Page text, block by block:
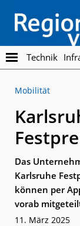
main
content
footer
Die
Fachzeitschrift
den
Technik
Mobilität
Das
Karlsruhe
können per
vorab
11. März 2025